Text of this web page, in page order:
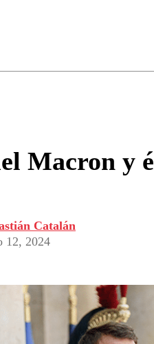
Macron y
Catalán
12, 2024